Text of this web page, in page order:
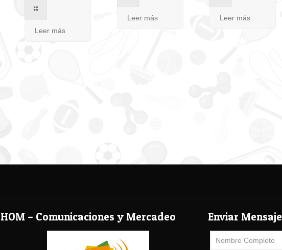
Leer más
Leer más Leer más
HOM – Comunicaciones y Mercadeo Enviar Mensaje